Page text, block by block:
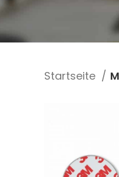
Startseite